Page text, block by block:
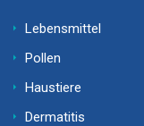
Lebensmittel
Pollen
Haustiere
Dermatitis